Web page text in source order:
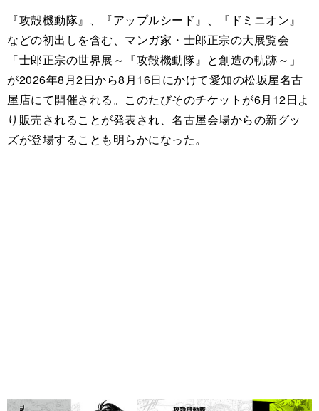
『攻殻機動隊』、『アップルシード』、『ドミニオン』
などの初出しを含む、マンガ家・士郎正宗の大展覧会
「士郎正宗の世界展～『攻殻機動隊』と創造の軌跡～」
が2026年8月2日から8月16日にかけて愛知の松坂屋名古
屋店にて開催される。このたびそのチケットが6月12日よ
り販売されることが発表され、名古屋会場からの新グッ
ズが登場することも明らかになった。